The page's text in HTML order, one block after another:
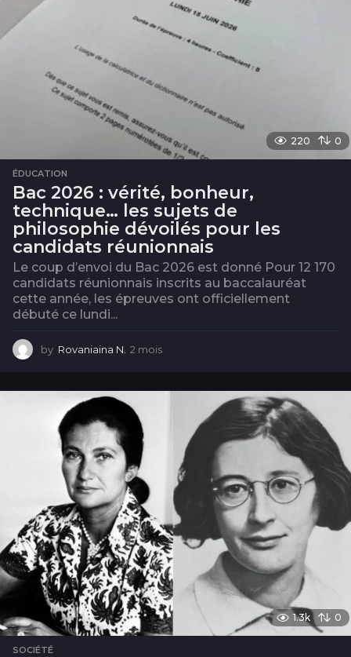
220 0
ÉDUCATION
Bac 2026 : vérité, bonheur,
technique… les sujets de
philosophie dévoilés pour les
candidats réunionnais
Le coup d’envoi du Bac 2026 est donné Pour 12 170
candidats réunionnais inscrits au baccalauréat
cette année, les épreuves ont officiellement
débuté ce lundi...
by Rovaniaina N. 2 mois
i
1.3k 0
SOCIÉTÉ